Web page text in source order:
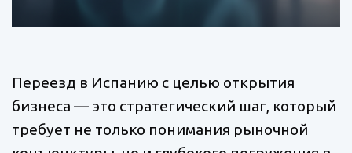
Переезд в Испанию с целью открытия
бизнеса — это стратегический шаг, который
требует не только понимания рыночной